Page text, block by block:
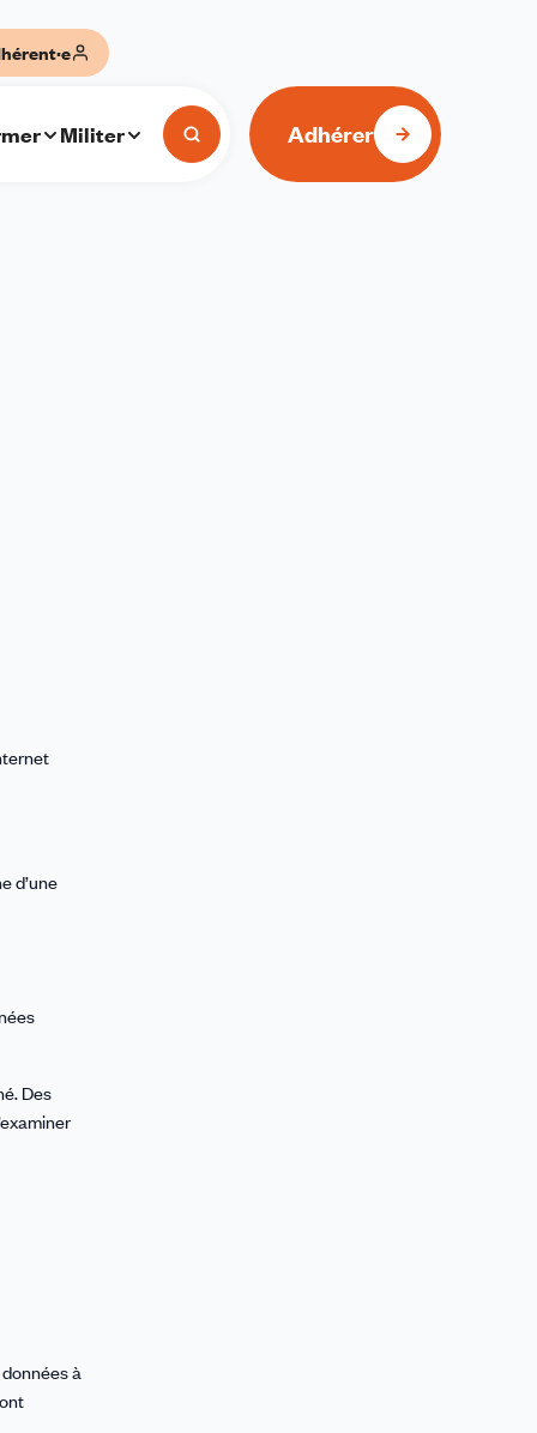
Militer Adhérer
d’une
Des
à